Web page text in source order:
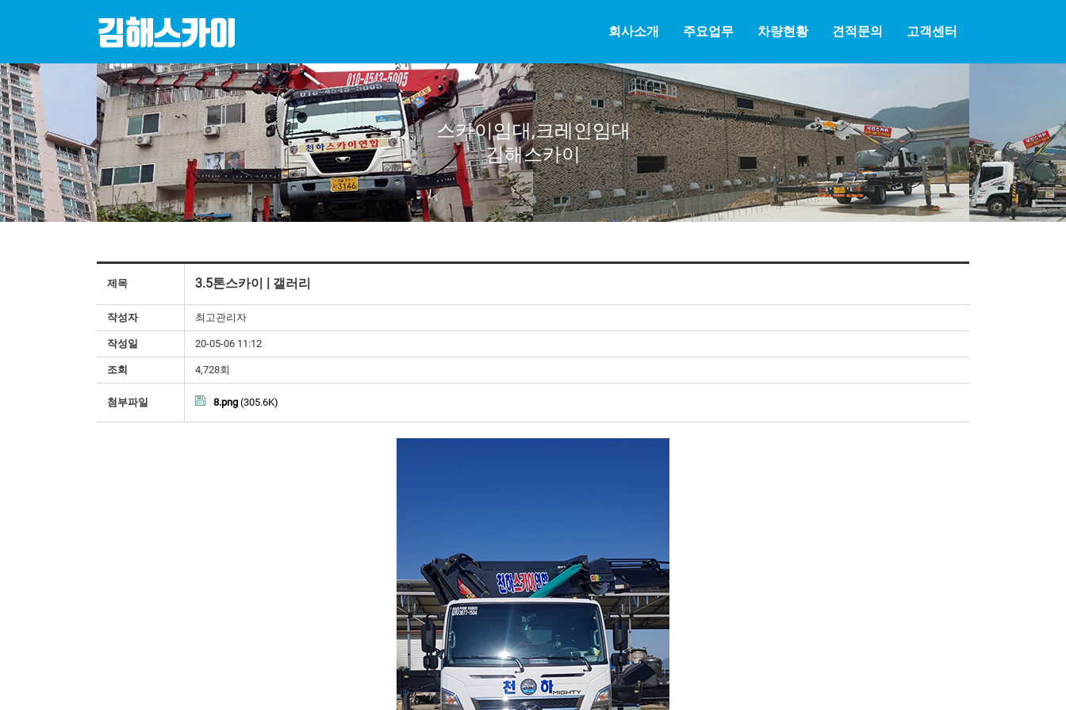
회사소개 주요업무 차량현황 견적문의 고객센터
스카이임대,크레인임대
김해스카이
제목 3.5톤스카이 | 갤러리
작성자 최고관리자
작성일 20-05-06 11:12
조회 4,728회
첨부파일 8.png (305.6K)